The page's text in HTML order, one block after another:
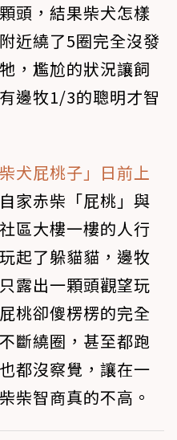
頭，結果柴犬怎樣
近繞了5圈完全沒發
，尷尬的狀況讓飼
邊牧1/3的聰明才智
犬屁桃子」日前上
家赤柴「屁桃」與
區大樓一樓的人行
起了躲貓貓，邊牧
露出一顆頭觀望玩
桃卻傻楞楞的完全
斷繞圈，甚至都跑
都沒察覺，讓在一
柴智商真的不高。